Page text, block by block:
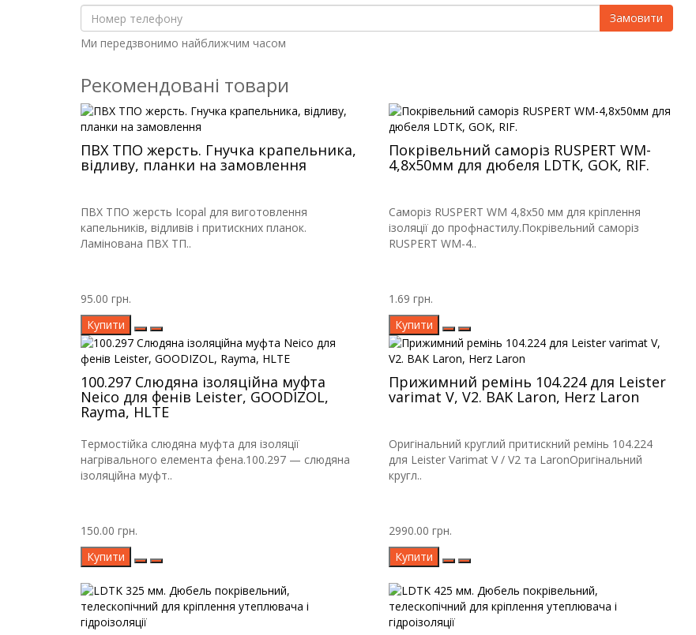
Замовити
Ми передзвонимо найближчим часом
Рекомендовані товари
ПВХ ТПО жерсть. Гнучка крапельника,
відливу, планки на замовлення
ПВХ ТПО жерсть Icopal для виготовлення
капельників, відливів і притискних планок.
Ламінована ПВХ ТП..
95.00 грн.
Купити
Покрівельний саморіз RUSPERT WM-
4,8х50мм для дюбеля LDTK, GOK, RIF.
Саморіз RUSPERT WM 4,8х50 мм для кріплення
ізоляції до профнастилу.Покрівельний саморіз
RUSPERT WM-4..
1.69 грн.
Купити
100.297 Слюдяна ізоляційна муфта
Neico для фенів Leister, GOODIZOL,
Rayma, HLTE
Термостійка слюдяна муфта для ізоляції
нагрівального елемента фена.100.297 — слюдяна
ізоляційна муфт..
150.00 грн.
Купити
Прижимний ремінь 104.224 для Leister
varimat V, V2. BAK Laron, Herz Laron
Оригінальний круглий притискний ремінь 104.224
для Leister Varimat V / V2 та LaronОригінальний
кругл..
2990.00 грн.
Купити